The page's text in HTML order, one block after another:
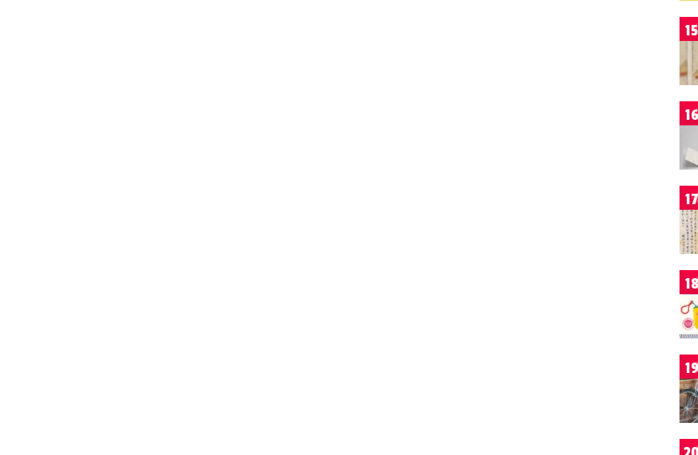
15
16
17
18
19